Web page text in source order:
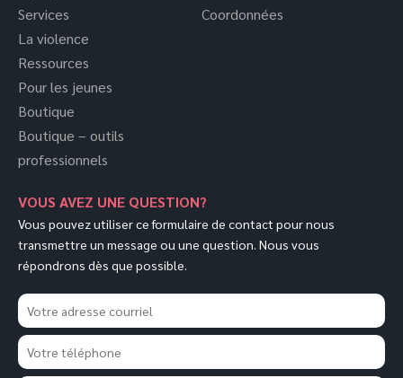
Services
La violence
Ressources
Pour les jeunes
Boutique
Boutique – outils
professionnels
Coordonnées
VOUS AVEZ UNE QUESTION?
Vous pouvez utiliser ce formulaire de contact pour nous
transmettre un message ou une question. Nous vous
répondrons dès que possible.